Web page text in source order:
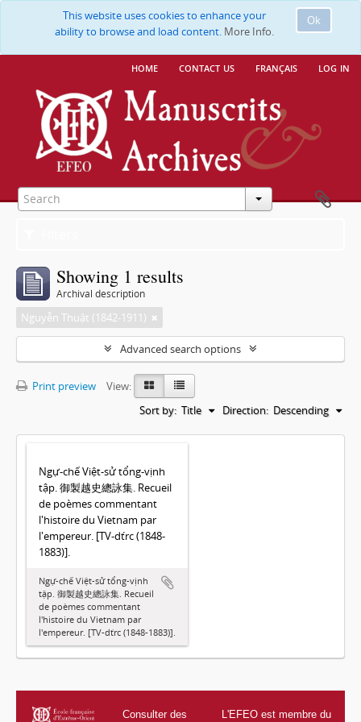
Ok
This website uses cookies to enhance your
ability to browse and load content. More Info.
home contact us français log in
Showing 1 results
Archival description
Nguyễn Thuật (1842-1911)
Advanced search options
Print preview
View:
Sort by: Title Direction: Descending
Ngự-chế Việt-sử tổng-vịnh
tập. 御製越史總詠集. Recueil
de poèmes commentant
l'histoire du Vietnam par
l'empereur. [TV-dťrc (1848-
1883)].
Ngự-chế Việt-sử tổng-vịnh
tập. 御製越史總詠集. Recueil
de poèmes commentant
l'histoire du Vietnam par
l'empereur. [TV-dťrc (1848-1883)].
Consulter des L'EFEO est membre du